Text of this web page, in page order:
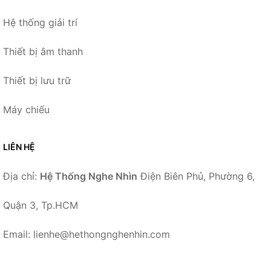
Hệ thống giải trí
Thiết bị âm thanh
Thiết bị lưu trữ
Máy chiếu
LIÊN HỆ
Địa chỉ: Hệ Thống Nghe Nhìn Điện Biên Phủ, Phường 6,
Quận 3, Tp.HCM
Email: lienhe@hethongnghenhin.com